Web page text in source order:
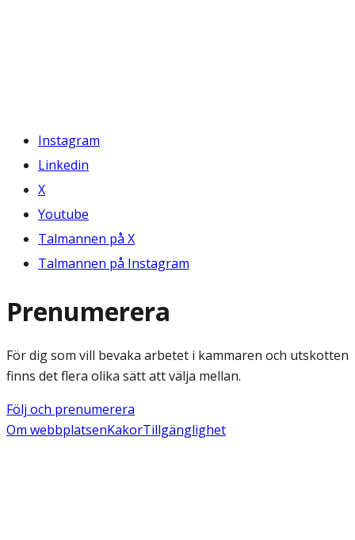
Instagram
Linkedin
X
Youtube
Talmannen på X
Talmannen på Instagram
Prenumerera
För dig som vill bevaka arbetet i kammaren och utskotten
finns det flera olika sätt att välja mellan.
Följ och prenumerera
Om webbplatsenKakorTillgänglighet